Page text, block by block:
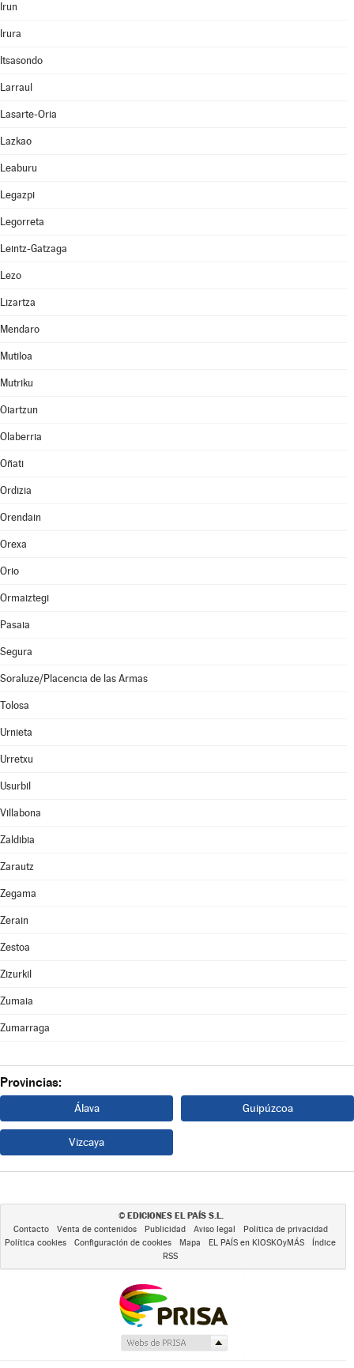
Irun
Irura
Itsasondo
Larraul
Lasarte-Oria
Lazkao
Leaburu
Legazpi
Legorreta
Leintz-Gatzaga
Lezo
Lizartza
Mendaro
Mutiloa
Mutriku
Oiartzun
Olaberria
Oñati
Ordizia
Orendain
Orexa
Orio
Ormaiztegi
Pasaia
Segura
Soraluze/Placencia de las Armas
Tolosa
Urnieta
Urretxu
Usurbil
Villabona
Zaldibia
Zarautz
Zegama
Zerain
Zestoa
Zizurkil
Zumaia
Zumarraga
Provincias:
Álava Guipúzcoa
Vizcaya
© EDICIONES EL PAÍS S.L.
Contacto Venta de contenidos Publicidad Aviso legal
Política de privacidad
Política cookies
Configuración de cookies Mapa EL PAÍS en KIOSKOyMÁS
Índice
RSS